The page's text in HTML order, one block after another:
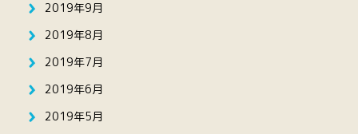
2019年9月
2019年8月
2019年7月
2019年6月
2019年5月